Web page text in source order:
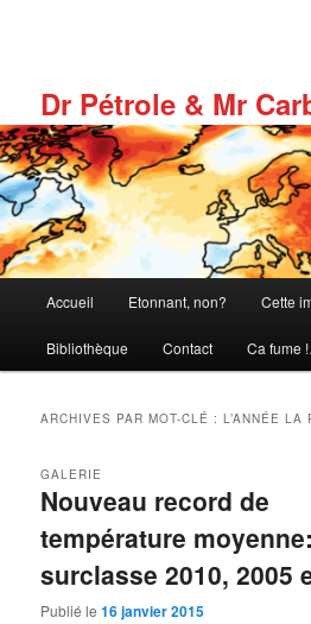
Dr Pétrole & Mr
principal
Accueil Etonnant, non? Cette
Bibliothèque Contact Ca fume
ARCHIVES PAR MOT-CLÉ :L’ANNÉE LA
Nouveau record de
température
surclasse 2010, 2005
GALERIE
Publié le16 janvier 2015